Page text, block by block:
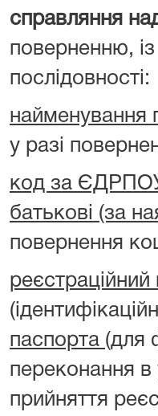
справляння
поверненню,
послідовності:
найменування
у разі
код за
батькові (за
повернення
реєстраційний
паспорта (для
переконання в
прийняття